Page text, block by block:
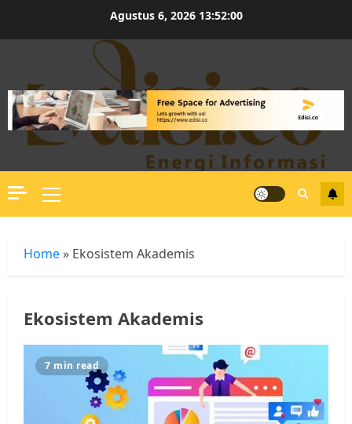
Agustus 6, 2026 13:52:00
Primary
Menu
Home » Ekosistem Akademis
Ekosistem Akademis
7 min read
Datangi Pemko Batam, Warga